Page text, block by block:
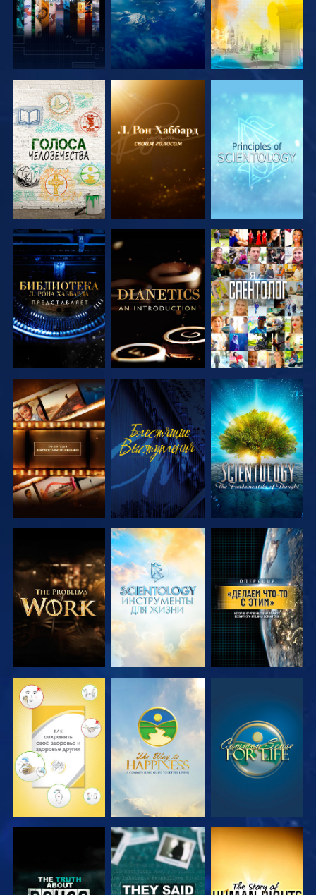
СМОТРЕТЬ
ПЕРЕДАЧИ
СМОТРЕТЬ
ПЕРЕДАЧИ
СМОТРЕТЬ
ПЕРЕДАЧИ
СМОТРЕТЬ
ПЕРЕДАЧИ
СМОТРЕТЬ
ПЕРЕДАЧИ
СМОТРЕТЬ
СМОТРЕТЬ
ПЕРЕДАЧИ
СМОТРЕТЬ
СМОТРЕТЬ
ПЕРЕДАЧИ
СМОТРЕТЬ
ПЕРЕДАЧИ
СМОТРЕТЬ
ПЕРЕДАЧИ
СМОТРЕТЬ
СМОТРЕТЬ СМОТРЕТЬ СМОТРЕТЬ
СМОТРЕТЬ СМОТРЕТЬ